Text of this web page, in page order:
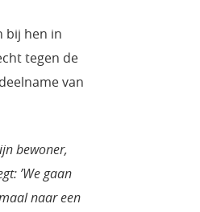
bij hen in
tegen de
van
bewoner,
’We gaan
naar een